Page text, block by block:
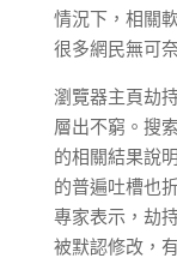
情況下，相關
很多網民無可
瀏覽器主頁劫
層出不窮。搜
的相關結果說
的普遍吐槽也
專家表示，劫
被默認修改，